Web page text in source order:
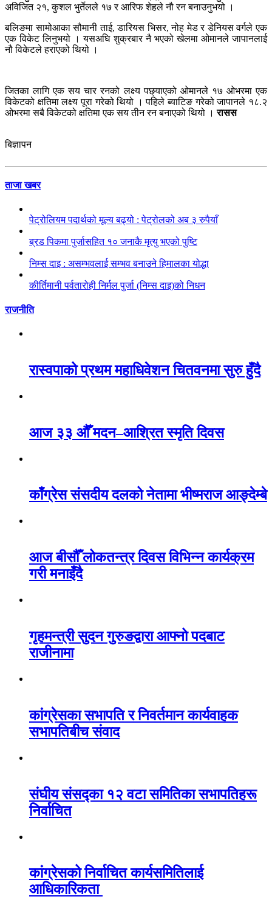
अविजित २१, कुशल भुर्तेलले १७ र आरिफ शेहले नौ रन बनाउनुभयो ।
बलिङमा सामोआका सौमानी ताई, डारियस भिसर, नोह मेड र डेनियस वर्गले एक
एक विकेट लिनुभयो । यसअघि शुक्रबार नै भएको खेलमा ओमानले जापानलाई
नौ विकेटले हराएको थियो ।
जितका लागि एक सय चार रनको लक्ष्य पछ्याएको ओमानले १७ ओभरमा एक
विकेटको क्षतिमा लक्ष्य पूरा गरेको थियो । पहिले ब्याटिङ गरेको जापानले १८.२
ओभरमा सबै विकेटको क्षतिमा एक सय तीन रन बनाएको थियो ।रासस
बिज्ञापन
ताजा खबर
पेट्रोलियम पदार्थको मूल्य बढ्यो : पेट्रोलको अब ३ रुपैयाँ
ब्रड पिकमा पुर्जासहित १० जनाकै मृत्यु भएको पुष्टि
निम्स दाइ : असम्भवलाई सम्भव बनाउने हिमालका योद्धा
कीर्तिमानी पर्वतारोही निर्मल पुर्जा (निम्स दाइ)को निधन
राजनीति
रास्वपाको प्रथम महाधिवेशन चितवनमा सुरु हुँदै
आज ३३ औँ मदन–आश्रित स्मृति दिवस
काँग्रेस संसदीय दलको नेतामा भीष्मराज आङ्देम्बे
आज बीसौँ लोकतन्त्र दिवस विभिन्न कार्यक्रम
गरी मनाइँदै
गृहमन्त्री सुदन गुरुङद्वारा आफ्नो पदबाट
राजीनामा
कांग्रेसका सभापति र निवर्तमान कार्यवाहक
सभापतिबीच संवाद
संघीय संसद्का १२ वटा समितिका सभापतिहरू
निर्वाचित
कांग्रेसको निर्वाचित कार्यसमितिलाई
आधिकारिकता